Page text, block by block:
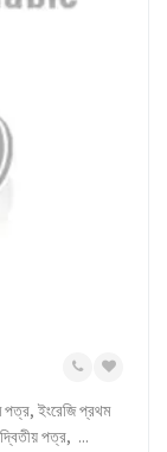
পত্র, ইংরেজি প্রথম
পত্র, ...